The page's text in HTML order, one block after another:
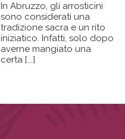
In Abruzzo, gli arrosticini
sono considerati una
tradizione sacra e un rito
iniziatico. Infatti, solo dopo
averne mangiato una
certa [...]